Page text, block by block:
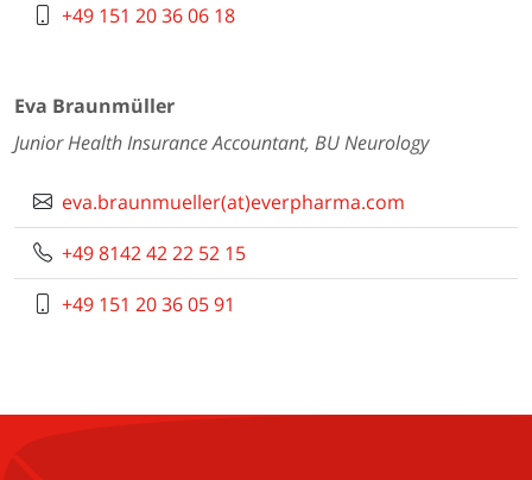
+49 151 20 36 06 18
Eva Braunmüller
Junior Health Insurance Accountant, BU Neurology
eva.braunmueller(at)everpharma.com
+49 8142 42 22 52 15
+49 151 20 36 05 91